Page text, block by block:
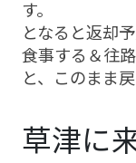
す。
となると返却
食事する＆往
と、このまま
草津に